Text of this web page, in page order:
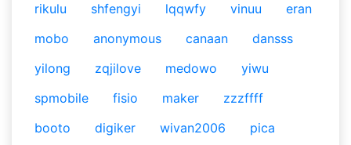
rikulu
shfengyi lqqwfy vinuu
eran
mobo
anonymous canaan
dansss
yilong
zqjilove medowo
yiwu
spmobile
fisio maker
zzzffff
booto
digiker wivan2006
pica